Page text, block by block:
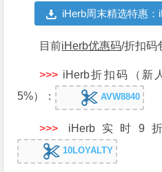
iHerb周末精选特惠
目前iHerb优惠码/折扣码
>>> iHerb折扣码（新
5%）：
AVW8840
>>> iHerb实时9
10LOYALTY